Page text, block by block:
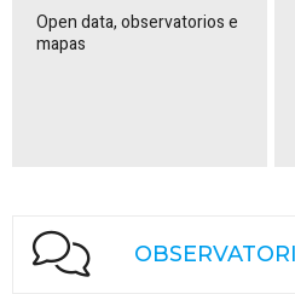
Open data, observatorios e
mapas